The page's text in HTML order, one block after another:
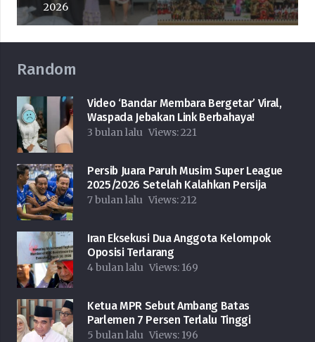
2026
Random
Video ‘Bandar Membara Bergetar’ Viral,
Waspada Jebakan Link Berbahaya!
3 bulan lalu Views:221
Persib Juara Paruh Musim Super League
2025/2026 Setelah Kalahkan Persija
7 bulan lalu Views:212
Iran Eksekusi Dua Anggota Kelompok
Oposisi Terlarang
4 bulan lalu Views: 169
Ketua MPR Sebut Ambang Batas
Parlemen 7 Persen Terlalu Tinggi
5 bulan lalu Views: 196